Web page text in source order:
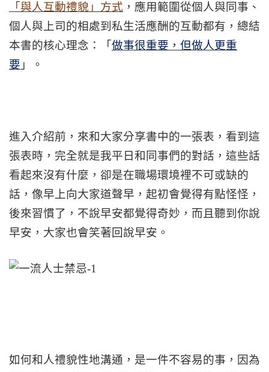
「與人互動禮貌」方式 ，應用範圍從個人與同事、
個人與上司的相處到私生活應酬的互動都有，總結
本書的核心理念：「 做事很重要，但做人更重
要 」。
進入介紹前，來和大家分享書中的一張表，看到這
張表時，完全就是我平日和同事們的對話，這些話
看起來沒有什麼，卻是在職場環境裡不可或缺的
話，像早上向大家道聲早，起初會覺得有點怪怪，
後來習慣了，不說早安都覺得奇妙，而且聽到你說
早安，大家也會笑著回說早安。
如何和人禮貌性地溝通，是一件不容易的事，因為